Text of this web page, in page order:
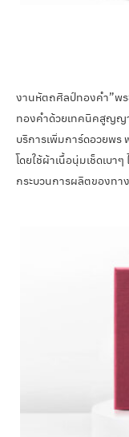
งานหัตถศิลป์ทองคำ”พ
ทองคำด้วยเทคนิคสูญญ
บริการเพิ่มการ์ดอวยพร
โดยใช้ผ้าเนื้อนุ่มเช็ดเบ
กระบวนการผลิตของท